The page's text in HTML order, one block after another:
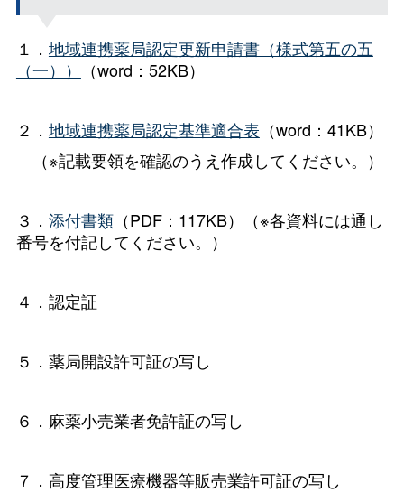
１． 地域連携薬局認定更新申請書（様式第五の五
（一））
（word：52KB）
２． 地域連携薬局認定基準適合表 （word：41KB）
（※記載要領を確認のうえ作成してください。）
３． 添付書類（PDF：117KB）
（※各資料には通し
番号を付記してください。）
４．認定証
５．薬局開設許可証の写し
６．麻薬小売業者免許証の写し
７．高度管理医療機器等販売業許可証の写し